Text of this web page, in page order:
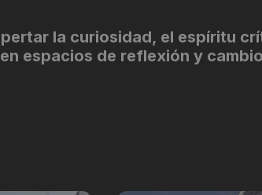
la curiosidad, el espíritu
espacios de reflexión y